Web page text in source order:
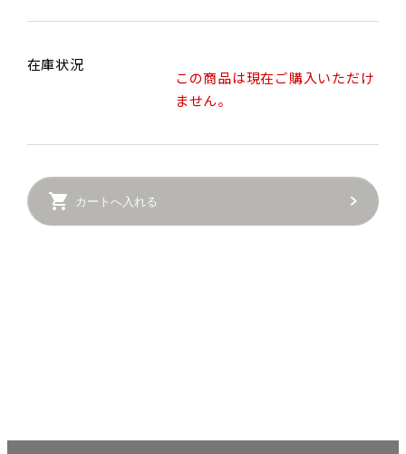
在庫状況
この商品は現在ご購入いただけ
ません。
カートへ入れる